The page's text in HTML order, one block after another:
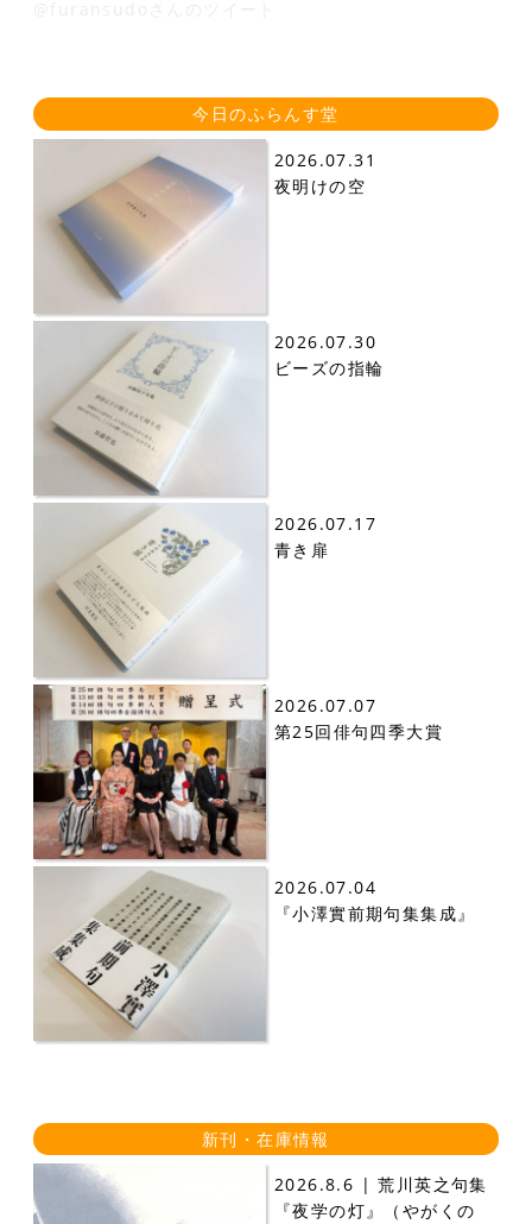
今日のふらんす堂
2026.07.31
夜明けの空
2026.07.30
ビーズの指輪
2026.07.17
青き扉
2026.07.07
第25回俳句四季大賞
2026.07.04
『小澤實前期句集集成』
新刊・在庫情報
2026.8.6 | 荒川英之句集
『夜学の灯』（やがくの